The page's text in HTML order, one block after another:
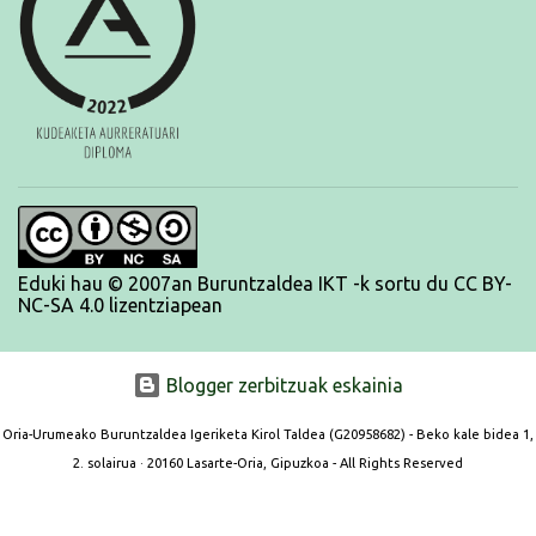
Eduki hau © 2007an Buruntzaldea IKT -k sortu du CC BY-
NC-SA 4.0 lizentziapean
Blogger zerbitzuak eskainia
Oria-Urumeako Buruntzaldea Igeriketa Kirol Taldea (G20958682) - Beko kale bidea 1,
2. solairua · 20160 Lasarte-Oria, Gipuzkoa - All Rights Reserved